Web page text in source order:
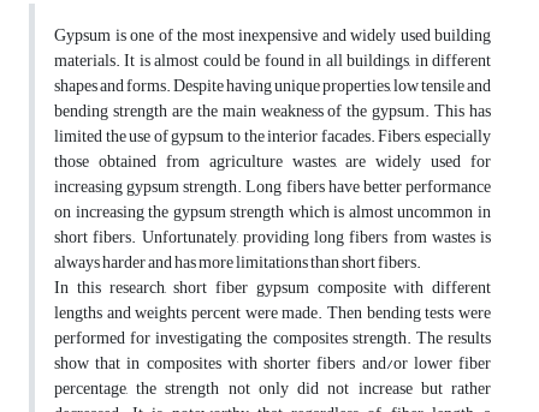
Gypsum is one of the most inexpensive and widely used building
materials. It is almost could be found in all buildings, in different
shapes and forms. Despite having unique properties, low tensile and
bending strength are the main weakness of the gypsum. This has
limited the use of gypsum to the interior facades. Fibers, especially
those obtained from agriculture wastes, are widely used for
increasing gypsum strength. Long fibers have better performance
on increasing the gypsum strength which is almost uncommon in
short fibers. Unfortunately, providing long fibers from wastes is
always harder and has more limitations than short fibers.
In this research, short fiber gypsum composite with different
lengths and weights percent were made. Then bending tests were
performed for investigating the composites strength. The results
show that in composites with shorter fibers and/or lower fiber
percentage, the strength not only did not increase but rather